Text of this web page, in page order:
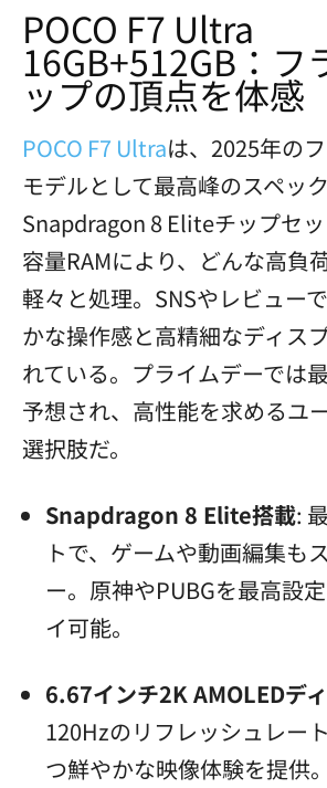
POCO F7 Ultra
16GB+512GB：フ
ップの頂点を体感
POCO F7 Ultraは、2025年の
モデルとして最高峰のスペック
Snapdragon 8 Eliteチップセ
容量RAMにより、どんな高負
軽々と処理。SNSやレビュー
かな操作感と高精細なディス
れている。プライムデーでは
予想され、高性能を求めるユ
選択肢だ。
Snapdragon 8 Elite搭載:
トで、ゲームや動画編集も
ー。原神やPUBGを最高設
イ可能。
6.67インチ2K AMOLEDデ
120Hzのリフレッシュレー
つ鮮やかな映像体験を提供